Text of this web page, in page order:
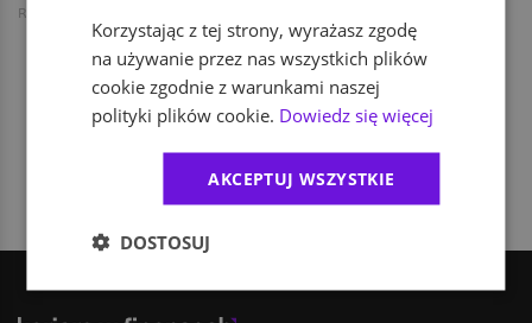
Redakcja KarierawFinansach.pl
1
Korzystając z tej strony, wyrażasz zgodę
na używanie przez nas wszystkich plików
cookie zgodnie z warunkami naszej
polityki plików cookie. Dowiedz się więcej
AKCEPTUJ WSZYSTKIE
DOSTOSUJ